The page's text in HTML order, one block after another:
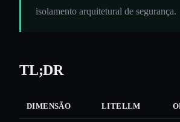
isolamento arquitetural de segurança.
TL;DR
DIMENSÃO LITELLM